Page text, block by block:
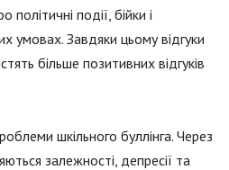
події, бійки і
умовах. Завдяки цьому відгуки
більше позитивних відгуків
шкільного буллінга. Через
залежності, депресії та